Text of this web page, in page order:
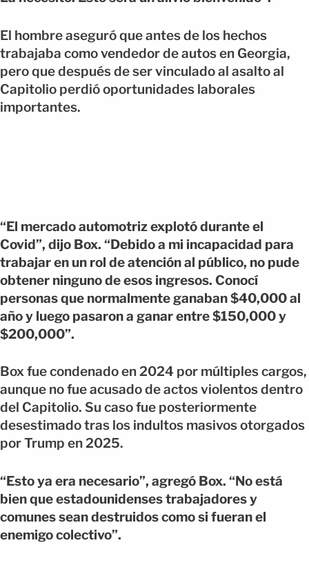
El hombre aseguró que antes de los hechos
trabajaba como vendedor de autos en Georgia,
pero que después de ser vinculado al asalto al
Capitolio perdió oportunidades laborales
importantes.
“El mercado automotriz explotó durante el
Covid”, dijo Box. “Debido a mi incapacidad para
trabajar en un rol de atención al público, no pude
obtener ninguno de esos ingresos. Conocí
personas que normalmente ganaban $40,000 al
año y luego pasaron a ganar entre $150,000 y
$200,000”.
Box fue condenado en 2024 por múltiples cargos,
aunque no fue acusado de actos violentos dentro
del Capitolio. Su caso fue posteriormente
desestimado tras los indultos masivos otorgados
por Trump en 2025.
“Esto ya era necesario”, agregó Box. “No está
bien que estadounidenses trabajadores y
comunes sean destruidos como si fueran el
enemigo colectivo”.